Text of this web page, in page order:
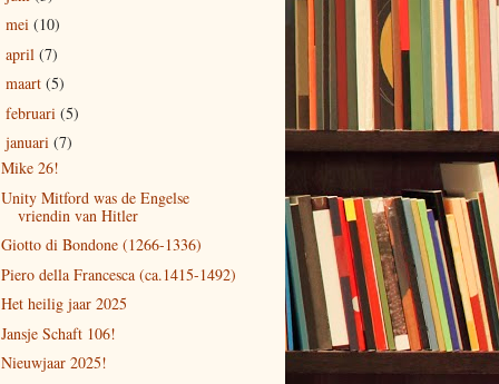
mei (10)
april (7)
maart (5)
februari (5)
januari (7)
Mike 26!
Unity Mitford was de Engelse
vriendin van Hitler
Giotto di Bondone (1266-1336)
Piero della Francesca (ca.1415-1492)
Het heilig jaar 2025
Jansje Schaft 106!
Nieuwjaar 2025!